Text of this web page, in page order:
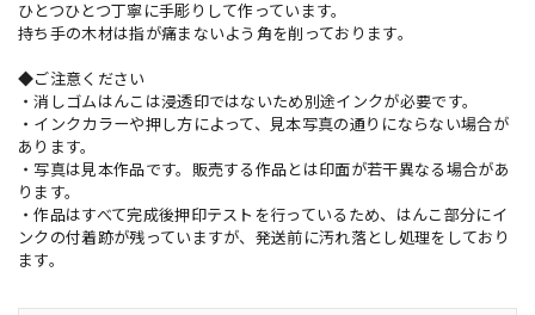
ひとつひとつ丁寧に手彫りして作っています。
持ち手の木材は指が痛まないよう角を削っております。
◆ご注意ください
・消しゴムはんこは浸透印ではないため別途インクが必要です。
・インクカラーや押し方によって、見本写真の通りにならない場合が
あります。
・写真は見本作品です。販売する作品とは印面が若干異なる場合があ
ります。
・作品はすべて完成後押印テストを行っているため、はんこ部分にイ
ンクの付着跡が残っていますが、発送前に汚れ落とし処理をしており
ます。